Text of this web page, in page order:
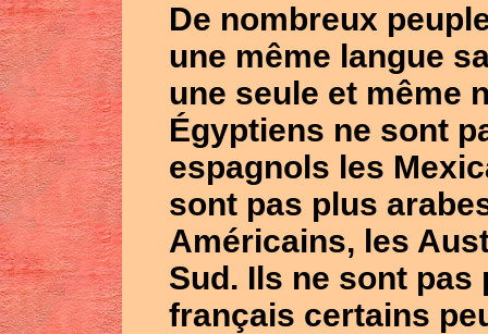
De nombreux
une même langue
une seule et même
Égyptiens ne sont
espagnols les
sont pas plus
Américains, les
Sud. Ils ne sont
français certains